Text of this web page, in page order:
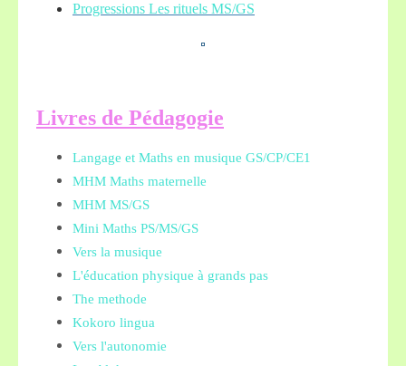
Progressions Les rituels MS/GS
Livres de Pédagogie
Langage et Maths en musique GS/CP/CE1
MHM Maths maternelle
MHM MS/GS
Mini Maths PS/MS/GS
Vers la musique
L'éducation physique à grands pas
The methode
Kokoro lingua
Vers l'autonomie